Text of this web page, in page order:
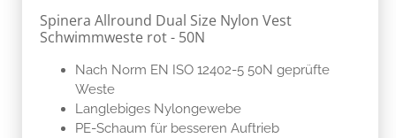
Spinera Allround Dual Size Nylon Vest
Schwimmweste rot - 50N
Nach Norm EN ISO 12402-5 50N geprüfte
Weste
Langlebiges Nylongewebe
PE-Schaum für besseren Auftrieb